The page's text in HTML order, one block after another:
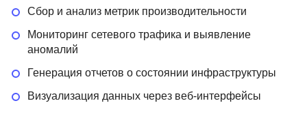
Сбор и анализ метрик производительности
Мониторинг сетевого трафика и выявление
аномалий
Генерация отчетов о состоянии инфраструктуры
Визуализация данных через веб-интерфейсы